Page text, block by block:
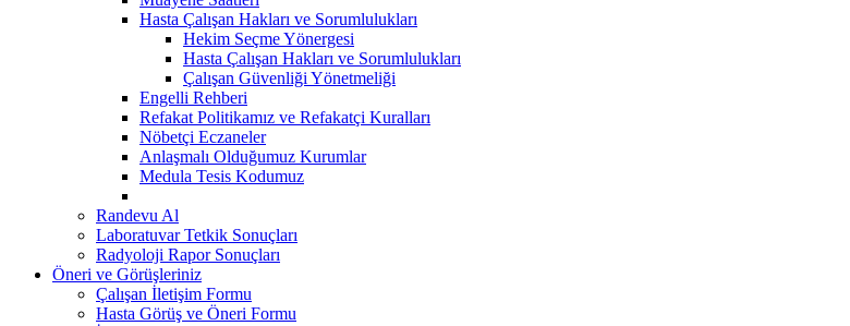
Hasta Çalışan Hakları ve Sorumlulukları
Hekim Seçme Yönergesi
Hasta Çalışan Hakları ve Sorumlulukları
Çalışan Güvenliği Yönetmeliği
Engelli Rehberi
Refakat Politikamız ve Refakatçi Kuralları
Nöbetçi Eczaneler
Anlaşmalı Olduğumuz Kurumlar
Medula Tesis Kodumuz
Randevu Al
Laboratuvar Tetkik Sonuçları
Radyoloji Rapor Sonuçları
Öneri ve Görüşleriniz
Çalışan İletişim Formu
Hasta Görüş ve Öneri Formu